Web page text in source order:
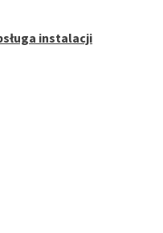
instalacji